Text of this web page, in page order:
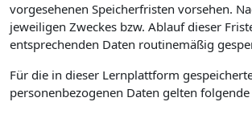
vorgesehenen Speicherfristen vorsehen.
jeweiligen Zweckes bzw. Ablauf dieser
entsprechenden Daten routinemäßig
Für die in dieser Lernplattform
personenbezogenen Daten gelten